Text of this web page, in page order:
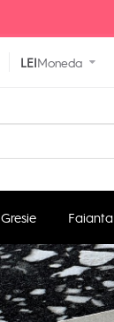
LEIMoneda
Gresie Faianta